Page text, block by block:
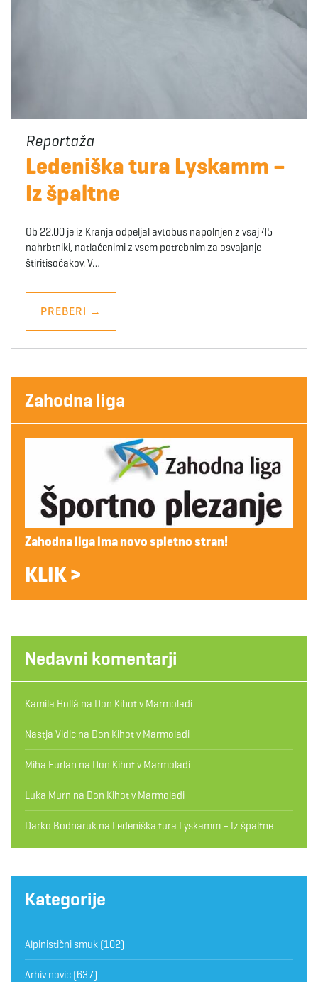
Ledeniška tura Lyskamm –
Iz špaltne
Ob 22.00 je iz Kranja odpeljal avtobus napolnjen z vsaj 45
nahrbtniki, natlačenimi z vsem potrebnim za osvajanje
štiritisočakov. V…
PREBERI →
Zahodna liga
Zahodna liga ima novo spletno stran!
KLIK >
Nedavni komentarji
Kamila Hollá na Don Kihot v Marmoladi
Nastja Vidic na Don Kihot v Marmoladi
Miha Furlan na Don Kihot v Marmoladi
Luka Murn na Don Kihot v Marmoladi
Darko Bodnaruk na Ledeniška tura Lyskamm – Iz špaltne
Kategorije
Alpinistični smuk (102)
Arhiv novic (637)